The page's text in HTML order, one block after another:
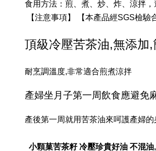
食用方法：煎、煮、炒、炸、涼拌，
【注意事項】 【本產品經SGS檢驗
頂級冷壓苦茶油,無添加
耐烹調溫度,非常適合煎煮涼拌
產婦坐月子第一周飲食應避免
產後第一周就用苦茶油來呵護產婦
小顆菓苦茶籽 冷壓珍貴好油 不混油